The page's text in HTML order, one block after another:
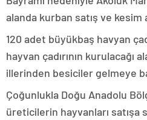
alanda kurban satış ve kesim
120 adet büyükbaş havyan
hayvan çadırının kurulacağı
illerinden besiciler gelmeye
Çoğunlukla Doğu Anadolu
üreticilerin hayvanları satışa